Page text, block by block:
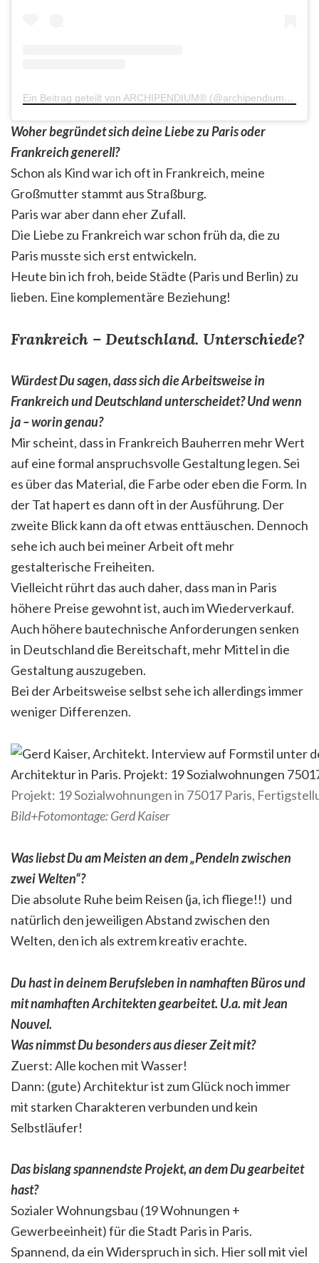
Ein Beitrag geteilt von ARCHIPENDIUM® (@archipendiumarchimappublishers)
Woher begründet sich deine Liebe zu Paris oder
Frankreich generell?
Schon als Kind war ich oft in Frankreich, meine
Großmutter stammt aus Straßburg.
Paris war aber dann eher Zufall.
Die Liebe zu Frankreich war schon früh da, die zu
Paris musste sich erst entwickeln.
Heute bin ich froh, beide Städte (Paris und Berlin) zu
lieben. Eine komplementäre Beziehung!
Frankreich – Deutschland. Unterschiede?
Würdest Du sagen, dass sich die Arbeitsweise in
Frankreich und Deutschland unterscheidet? Und wenn
ja – worin genau?
Mir scheint, dass in Frankreich Bauherren mehr Wert
auf eine formal anspruchsvolle Gestaltung legen. Sei
es über das Material, die Farbe oder eben die Form. In
der Tat hapert es dann oft in der Ausführung. Der
zweite Blick kann da oft etwas enttäuschen. Dennoch
sehe ich auch bei meiner Arbeit oft mehr
gestalterische Freiheiten.
Vielleicht rührt das auch daher, dass man in Paris
höhere Preise gewohnt ist, auch im Wiederverkauf.
Auch höhere bautechnische Anforderungen senken
in Deutschland die Bereitschaft, mehr Mittel in die
Gestaltung auszugeben.
Bei der Arbeitsweise selbst sehe ich allerdings immer
weniger Differenzen.
Projekt: 19 Sozialwohnungen in 75017 Paris,
Bild+Fotomontage: Gerd Kaiser
Was liebst Du am Meisten an dem „Pendeln zwischen
zwei Welten“?
Die absolute Ruhe beim Reisen (ja, ich fliege!!) und
natürlich den jeweiligen Abstand zwischen den
Welten, den ich als extrem kreativ erachte.
Du hast in deinem Berufsleben in namhaften Büros und
mit namhaften Architekten gearbeitet. U.a. mit Jean
Nouvel.
Was nimmst Du besonders aus dieser Zeit mit?
Zuerst: Alle kochen mit Wasser!
Dann: (gute) Architektur ist zum Glück noch immer
mit starken Charakteren verbunden und kein
Selbstläufer!
Das bislang spannendste Projekt, an dem Du gearbeitet
hast?
Sozialer Wohnungsbau (19 Wohnungen +
Gewerbeeinheit) für die Stadt Paris in Paris.
Spannend, da ein Widerspruch in sich. Hier soll mit viel